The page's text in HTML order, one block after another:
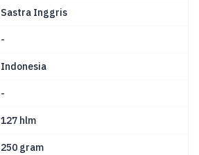
Sastra Inggris
-
Indonesia
-
127 hlm
250 gram